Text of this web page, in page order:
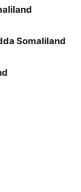
Somaliland